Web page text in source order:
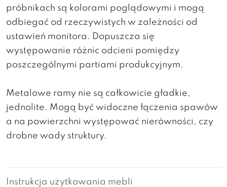
próbnikach są kolorami poglądowymi i mogą
odbiegać od rzeczywistych w zależności od
ustawień monitora. Dopuszcza się
występowanie różnic odcieni pomiędzy
poszczególnymi partiami produkcyjnym.
Metalowe ramy nie są całkowicie gładkie,
jednolite. Mogą być widoczne łączenia spawów
a na powierzchni występować nierówności, czy
drobne wady struktury.
Instrukcja użytkowania mebli